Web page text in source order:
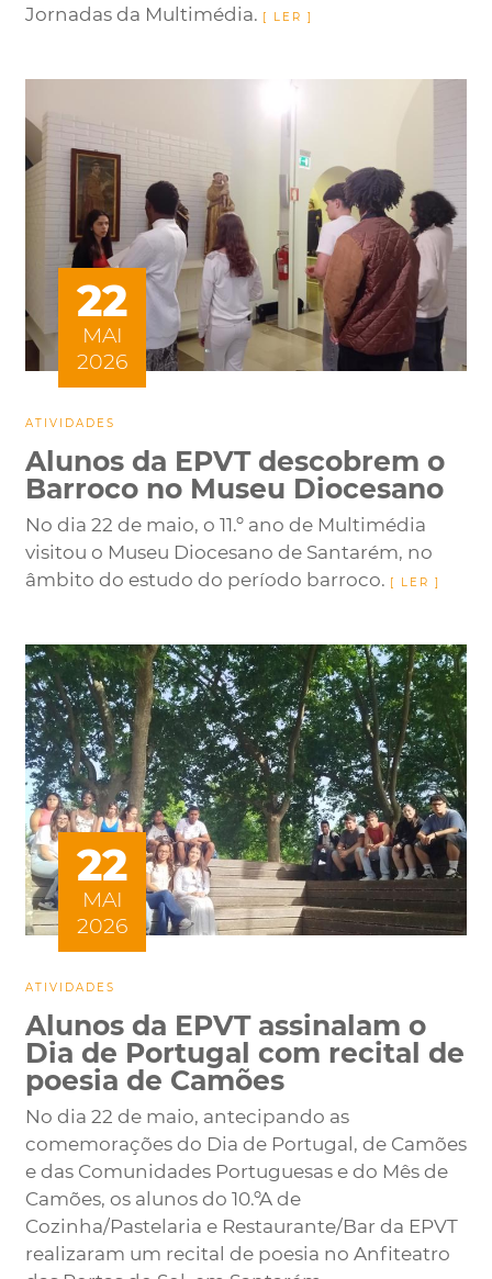
Jornadas da Multimédia.
22
MAI
2026
ATIVIDADES
Alunos da EPVT descobrem o
Barroco no Museu Diocesano
No dia 22 de maio, o 11.º ano de Multimédia
visitou o Museu Diocesano de Santarém, no
âmbito do estudo do período barroco.
22
MAI
2026
ATIVIDADES
Alunos da EPVT assinalam o
Dia de Portugal com recital de
poesia de Camões
No dia 22 de maio, antecipando as
comemorações do Dia de Portugal, de Camões
e das Comunidades Portuguesas e do Mês de
Camões, os alunos do 10.ºA de
Cozinha/Pastelaria e Restaurante/Bar da EPVT
realizaram um recital de poesia no Anfiteatro